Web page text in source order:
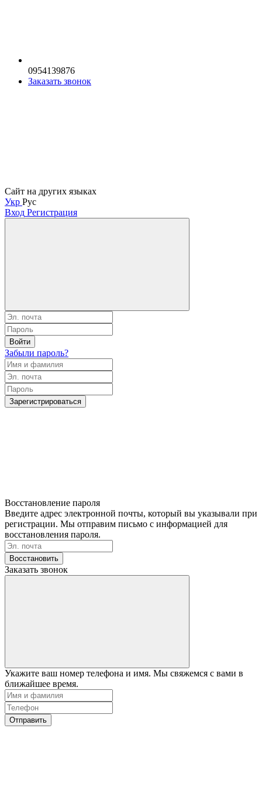
0954139876
Заказать звонок
Сайт на других языках
Укр Рус
Вход Регистрация
Войти
Забыли пароль?
Зарегистрироваться
Восстановление пароля
Введите адрес электронной почты, который вы указывали при
регистрации. Мы отправим письмо с информацией для
восстановления пароля.
Восстановить
Заказать звонок
Укажите ваш номер телефона и имя. Мы свяжемся с вами в
ближайшее время.
Отправить